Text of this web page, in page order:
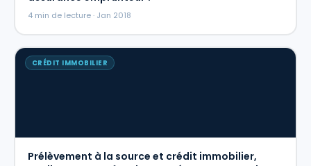
4 min de lecture · Jan 2018
CRÉDIT IMMOBILIER
Prélèvement à la source et crédit immobilier,